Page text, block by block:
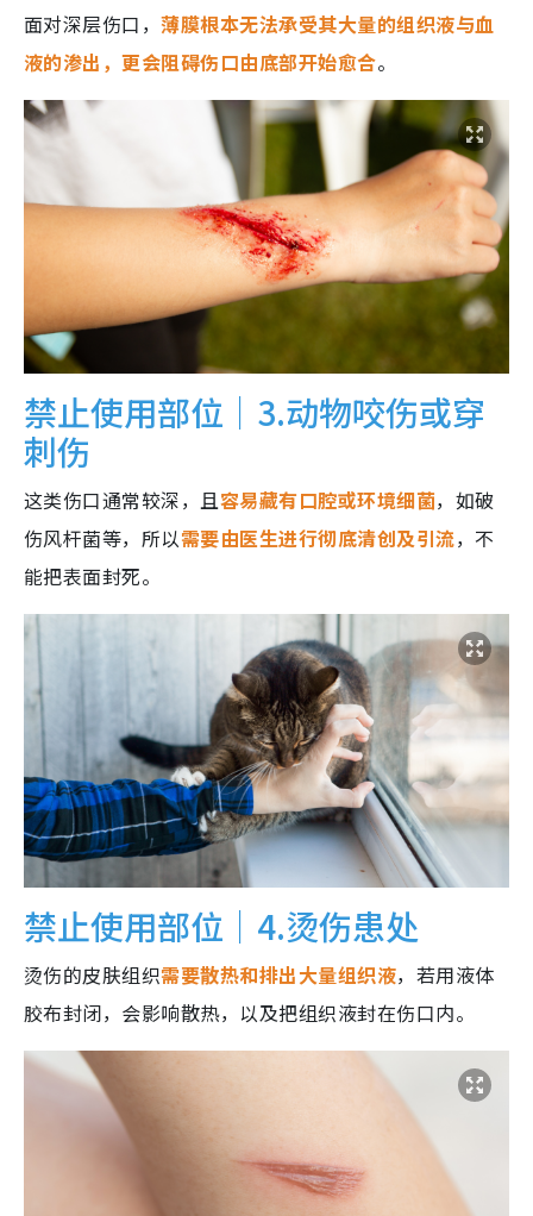
面对深层伤口，薄膜根本无法承受其大量的组织液与血
液的渗出，更会阻碍伤口由底部开始愈合。
禁止使用部位｜3.动物咬伤或穿
刺伤
这类伤口通常较深，且容易藏有口腔或环境细菌，如破
伤风杆菌等，所以需要由医生进行彻底清创及引流，不
能把表面封死。
禁止使用部位｜4.烫伤患处
烫伤的皮肤组织需要散热和排出大量组织液，若用液体
胶布封闭，会影响散热，以及把组织液封在伤口内。